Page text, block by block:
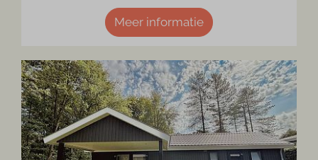
Meer informatie